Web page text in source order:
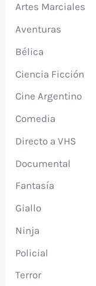
Artes Marciales
Aventuras
Bélica
Ciencia Ficción
Cine Argentino
Comedia
Directo a VHS
Documental
Fantasía
Giallo
Ninja
Policial
Terror